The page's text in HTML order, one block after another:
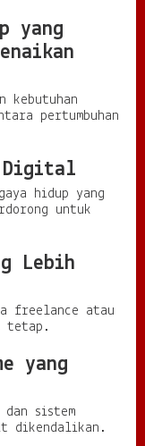
yang
kebutuhan
pertumbuhan
Digital
hidup yang
untuk
Lebih
freelance atau
tetap.
yang
sistem
dikendalikan.